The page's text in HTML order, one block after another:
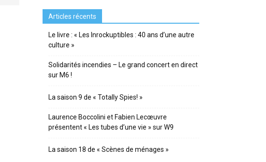
Articles récents
Le livre : « Les Inrockuptibles : 40 ans d’une autre
culture »
Solidarités incendies – Le grand concert en direct
sur M6 !
La saison 9 de « Totally Spies! »
Laurence Boccolini et Fabien Lecœuvre
présentent « Les tubes d’une vie » sur W9
La saison 18 de « Scènes de ménages »